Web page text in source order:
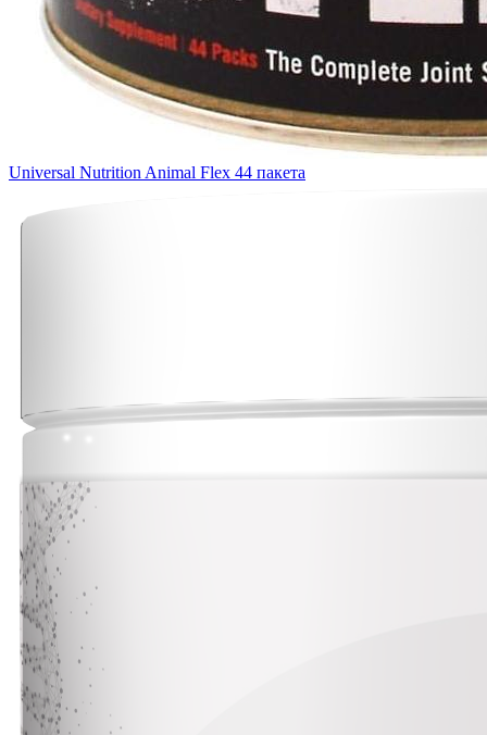
Universal Nutrition Animal Flex 44 пакета